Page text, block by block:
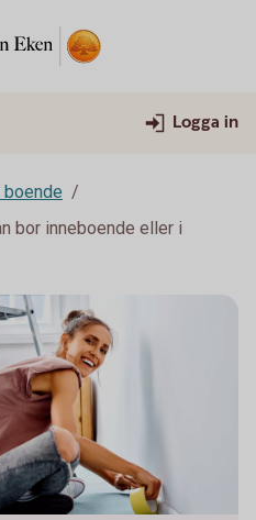
Logga in
boende
bor inneboende eller i